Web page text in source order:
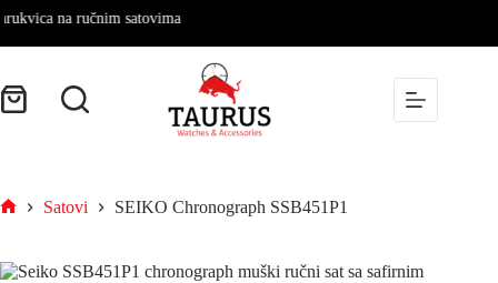
na ručnim satovima
Satovi SEIKO Chronograph SSB451P1